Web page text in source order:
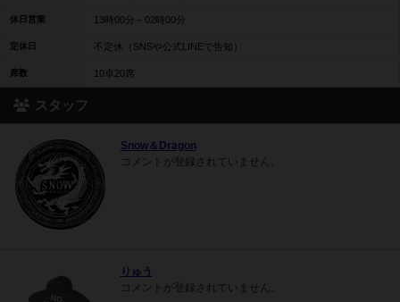
休日営業 13時00分～02時00分
定休日 不定休（SNSや公式LINEで告知）
席数 10卓20席
スタッフ
Snow＆Dragon
コメントが登録されていません。
りゅう
コメントが登録されていません。